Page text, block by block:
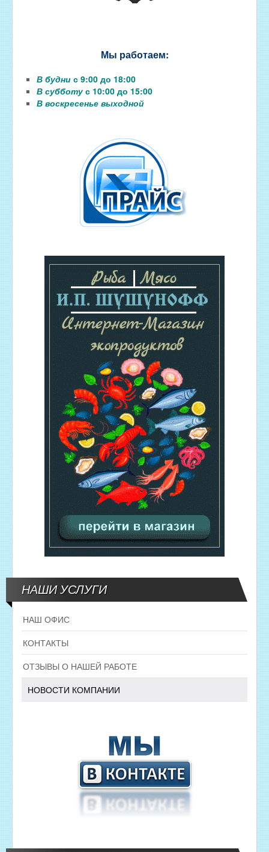
Мы работаем:
В будни с 9:00 до 18:00
В субботус 10:00 до 15:00
В воскресенье выходной
НАШИ УСЛУГИ
НАШ ОФИС
КОНТАКТЫ
ОТЗЫВЫ О НАШЕЙ РАБОТЕ
НОВОСТИ КОМПАНИИ